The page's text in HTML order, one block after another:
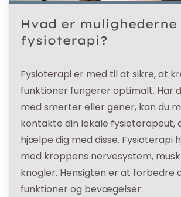
Hvad er mulighederne
fysioterapi?
Fysioterapi er med til at sikre, at
funktioner fungerer optimalt. Har
med smerter eller gener, kan du
kontakte din lokale fysioterapeut,
hjælpe dig med disse. Fysioterapi
med kroppens nervesystem,
knogler. Hensigten er at forbedre
funktioner og bevægelser.